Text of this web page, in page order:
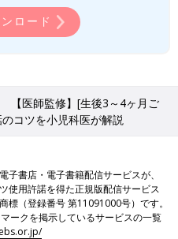
ロード
【医師監修】[生後3～4ヶ月ご
コツを小児科医が解説
子書店・電子書籍配信サービスが、
使用許諾を得た正規版配信サービス
標（登録番号 第11091000号）です。
ークを掲示しているサービスの一覧